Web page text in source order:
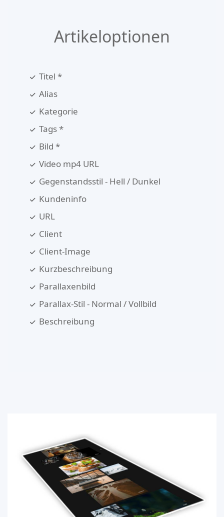
Artikeloptionen
Titel *
Alias ​​
Kategorie
Tags *
Bild *
Video mp4 URL
Gegenstandsstil - Hell / Dunkel
Kundeninfo
URL
Client
Client-Image
Kurzbeschreibung
Parallaxenbild
Parallax-Stil - Normal / Vollbild
Beschreibung